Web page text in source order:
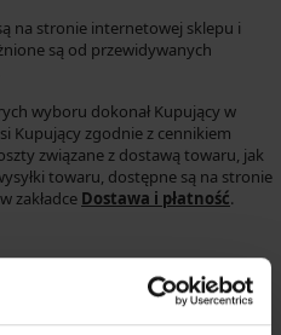
na stronie internetowej sklepu i
są od przewidywanych
wyboru dokonał Kupujący w
Kupujący zgodnie z cennikiem
związane z dostawą towaru, jak
towaru, dostępne są na stronie
zakładce Dostawa i płatność.
Umowy
umowy za